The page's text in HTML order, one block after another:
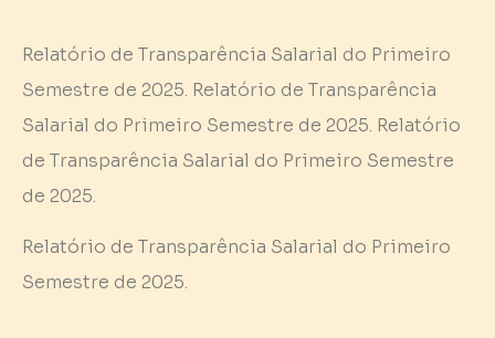
Relatório de Transparência Salarial do Primeiro
Semestre de 2025. Relatório de Transparência
Salarial do Primeiro Semestre de 2025. Relatório
de Transparência Salarial do Primeiro Semestre
de 2025.
Relatório de Transparência Salarial do Primeiro
Semestre de 2025.